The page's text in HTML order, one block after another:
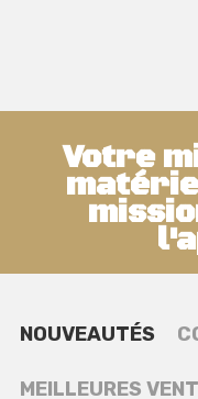
Votre
NOUVEAUTÉS
MEILLEURES